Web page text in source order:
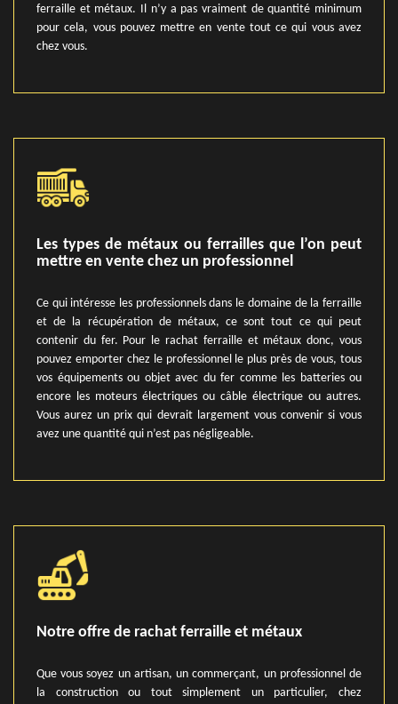
ferraille et métaux. Il n’y a pas vraiment de quantité minimum
pour cela, vous pouvez mettre en vente tout ce qui vous avez
chez vous.
Les types de métaux ou ferrailles que l’on peut
mettre en vente chez un professionnel
Ce qui intéresse les professionnels dans le domaine de la ferraille
et de la récupération de métaux, ce sont tout ce qui peut
contenir du fer. Pour le rachat ferraille et métaux donc, vous
pouvez emporter chez le professionnel le plus près de vous, tous
vos équipements ou objet avec du fer comme les batteries ou
encore les moteurs électriques ou câble électrique ou autres.
Vous aurez un prix qui devrait largement vous convenir si vous
avez une quantité qui n’est pas négligeable.
Notre offre de rachat ferraille et métaux
Que vous soyez un artisan, un commerçant, un professionnel de
la construction ou tout simplement un particulier, chez